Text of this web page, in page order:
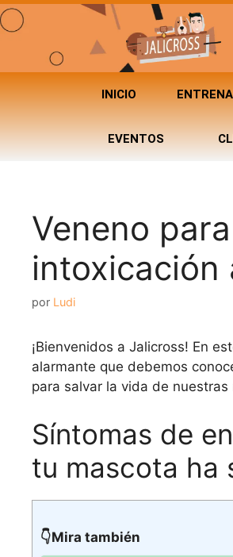
INICIO
EVENTOS
Veneno
intoxicación
por Ludi
¡Bienvenidos a Jalicross! En
alarmante que debemos
para salvar la vida de
Síntomas de
tu mascota ha
👇Mira también